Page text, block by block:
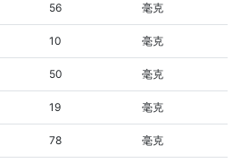
56 毫克
10 毫克
50 毫克
19 毫克
78 毫克